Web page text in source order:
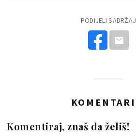
PODIJELI SADRŽAJ
KOMENTARI
Komentiraj, znaš da želiš!